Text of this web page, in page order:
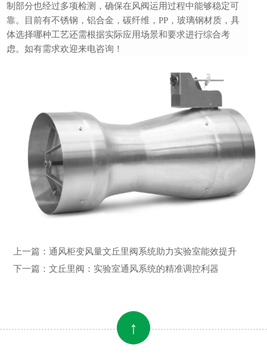
制部分也经过多项检测，确保在风阀运用过程中能够稳定可
靠。目前有不锈钢，铝合金，碳纤维，PP，玻璃钢材质，具
体选择哪种工艺还需根据实际应用场景和要求进行综合考
虑。如有需求欢迎来电咨询！
上一篇： 通风柜变风量文丘里阀系统助力实验室能效提升
下一篇： 文丘里阀：实验室通风系统的精准调控利器
↑